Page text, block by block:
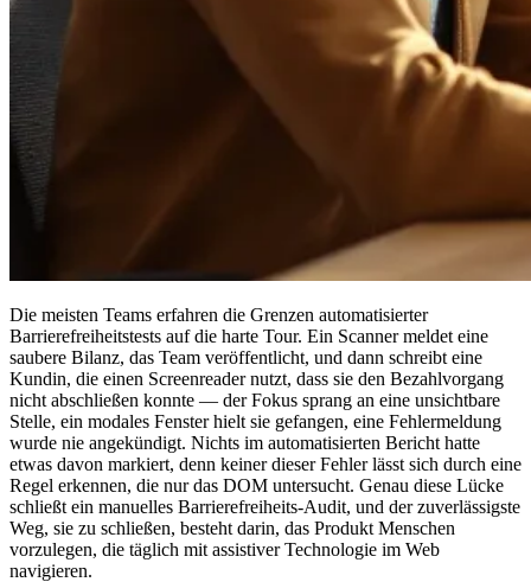
Die meisten Teams erfahren die Grenzen automatisierter
Barrierefreiheitstests auf die harte Tour. Ein Scanner meldet eine
saubere Bilanz, das Team veröffentlicht, und dann schreibt eine
Kundin, die einen Screenreader nutzt, dass sie den Bezahlvorgang
nicht abschließen konnte — der Fokus sprang an eine unsichtbare
Stelle, ein modales Fenster hielt sie gefangen, eine Fehlermeldung
wurde nie angekündigt. Nichts im automatisierten Bericht hatte
etwas davon markiert, denn keiner dieser Fehler lässt sich durch eine
Regel erkennen, die nur das DOM untersucht. Genau diese Lücke
schließt ein manuelles Barrierefreiheits-Audit, und der zuverlässigste
Weg, sie zu schließen, besteht darin, das Produkt Menschen
vorzulegen, die täglich mit assistiver Technologie im Web
navigieren.